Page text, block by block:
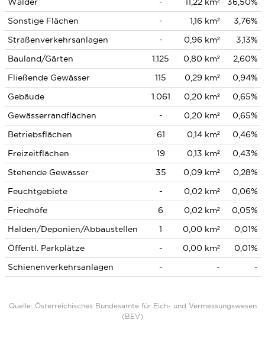
Sonstige Flächen
- 1,16 km²
3,76%
Straßenverkehrsanlagen
- 0,96 km²
3,13%
Bauland/Gärten
1.125 0,80 km²
2,60%
Fließende Gewässer
115 0,29 km²
0,94%
Gebäude
1.061 0,20 km²
0,65%
Gewässerrandflächen
- 0,20 km²
0,65%
Betriebsflächen
61 0,14 km²
0,46%
Freizeitflächen
19 0,13 km²
0,43%
Stehende Gewässer
35 0,09 km²
0,28%
Feuchtgebiete
- 0,02 km²
0,06%
Friedhöfe
6 0,02 km²
0,05%
Halden/Deponien/Abbaustellen
1 0,00 km²
0,01%
Öffentl. Parkplätze
- 0,00 km²
0,01%
Schienenverkehrsanlagen
- - -
Quelle: Österreichisches Bundesamte für Eich- und Vermessungswesen
(BEV)